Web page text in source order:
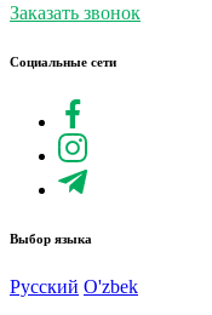
Заказать звонок
Социальные сети
Выбор языка
Русский O'zbek